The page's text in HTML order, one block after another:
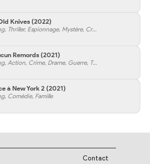
Knives (2022)
Streaming, Thriller, Espionnage, Mystère, Crime
Remords (2021)
Streaming, Action, Crime, Drame, Guerre, Thriller
à New York 2 (2021)
Comédie, Famille
Contact